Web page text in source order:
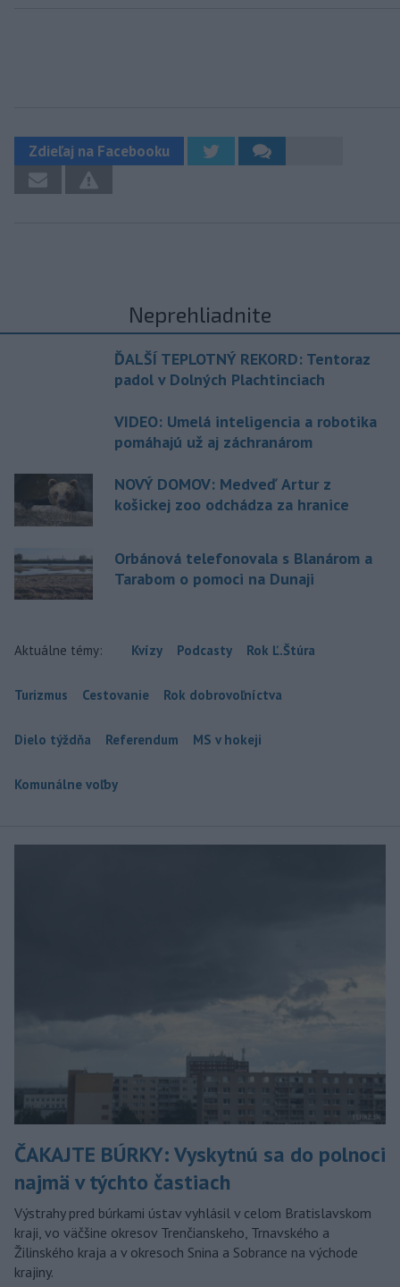
Zdieľaj na Facebooku
Neprehliadnite
ĎALŠÍ TEPLOTNÝ REKORD: Tentoraz
padol v Dolných Plachtinciach
VIDEO: Umelá inteligencia a robotika
pomáhajú už aj záchranárom
NOVÝ DOMOV: Medveď Artur z
košickej zoo odchádza za hranice
Orbánová telefonovala s Blanárom a
Tarabom o pomoci na Dunaji
Aktuálne témy: Kvízy Podcasty Rok Ľ.Štúra
Turizmus Cestovanie Rok dobrovoľníctva
Dielo týždňa Referendum MS v hokeji
Komunálne voľby
ČAKAJTE BÚRKY: Vyskytnú sa do polnoci
najmä v týchto častiach
Výstrahy pred búrkami ústav vyhlásil v celom Bratislavskom
kraji, vo väčšine okresov Trenčianskeho, Trnavského a
Žilinského kraja a v okresoch Snina a Sobrance na východe
krajiny.